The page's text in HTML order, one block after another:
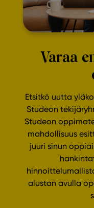
Varaa
Etsitkö uutta
Studeon
Studeon
mahdollisuus
juuri sinun
alustan avulla